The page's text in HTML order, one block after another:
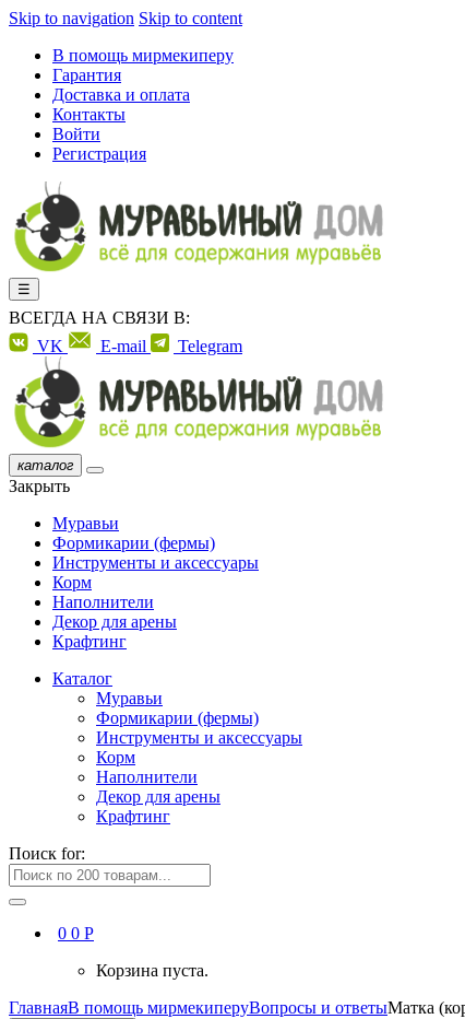
Skip to navigation Skip to content
В помощь мирмекиперу
Гарантия
Доставка и оплата
Контакты
Войти
Регистрация
☰
ВСЕГДА НА СВЯЗИ В:
VK
E-mail Telegram
каталог
Закрыть
Муравьи
Формикарии (фермы)
Инструменты и аксессуары
Корм
Наполнители
Декор для арены
Крафтинг
Каталог
Муравьи
Формикарии (фермы)
Инструменты и аксессуары
Корм
Наполнители
Декор для арены
Крафтинг
Поиск for:
0 0 Р
Корзина пуста.
ГлавнаяВ помощь мирмекиперуВопросы и ответыМатка